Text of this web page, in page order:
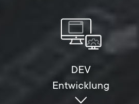
DEV
Entwicklung